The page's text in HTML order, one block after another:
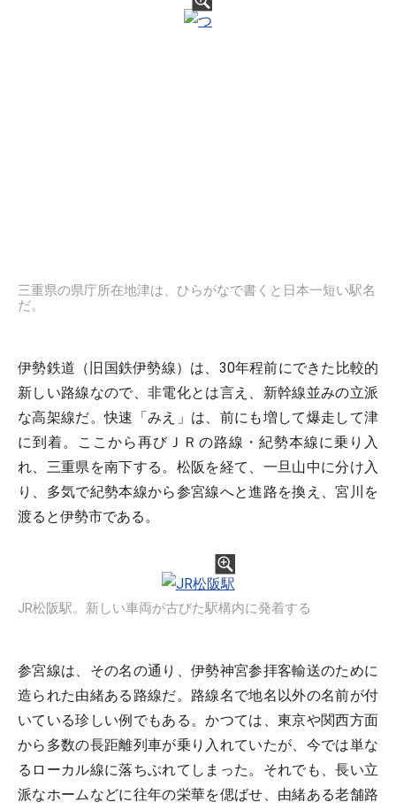
三重県の県庁所在地津は、ひらがなで書くと日本一短い駅名
だ。
伊勢鉄道（旧国鉄伊勢線）は、30年程前にできた比較的
新しい路線なので、非電化とは言え、新幹線並みの立派
な高架線だ。快速「みえ」は、前にも増して爆走して津
に到着。ここから再びＪＲの路線・紀勢本線に乗り入
れ、三重県を南下する。松阪を経て、一旦山中に分け入
り、多気で紀勢本線から参宮線へと進路を換え、宮川を
渡ると伊勢市である。
JR松阪駅。新しい車両が古びた駅構内に発着する
参宮線は、その名の通り、伊勢神宮参拝客輸送のために
造られた由緒ある路線だ。路線名で地名以外の名前が付
いている珍しい例でもある。かつては、東京や関西方面
から多数の長距離列車が乗り入れていたが、今では単な
るローカル線に落ちぶれてしまった。それでも、長い立
派なホームなどに往年の栄華を偲ばせ、由緒ある老舗路